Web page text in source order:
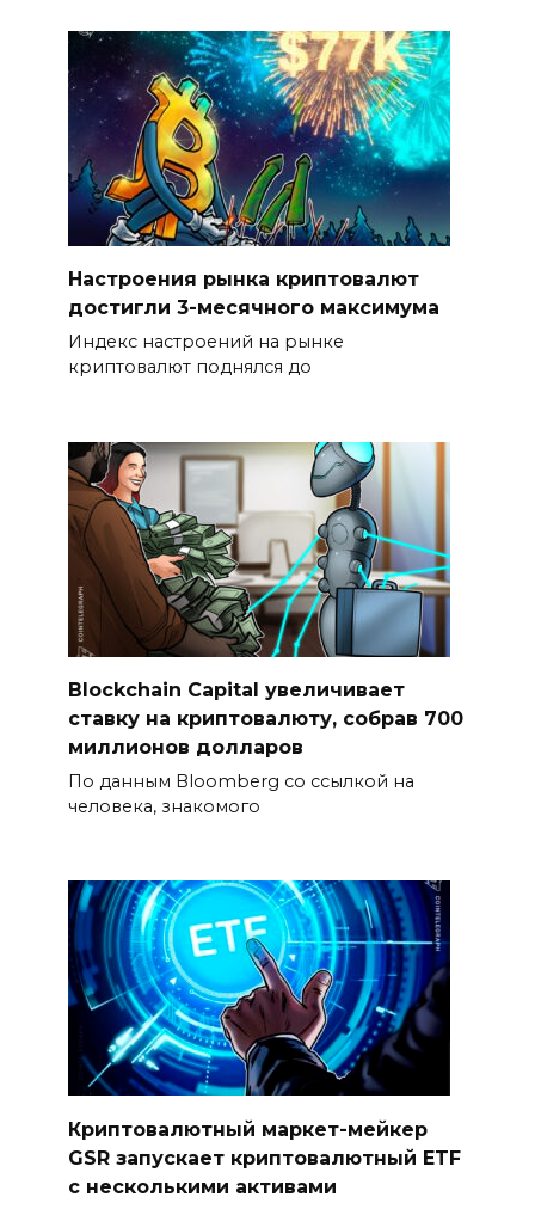
Настроения рынка криптовалют
достигли 3-месячного максимума
Индекс настроений на рынке
криптовалют поднялся до
Blockchain Capital увеличивает
ставку на криптовалюту, собрав 700
миллионов долларов
По данным Bloomberg со ссылкой на
человека, знакомого
Криптовалютный маркет-мейкер
GSR запускает криптовалютный ETF
с несколькими активами